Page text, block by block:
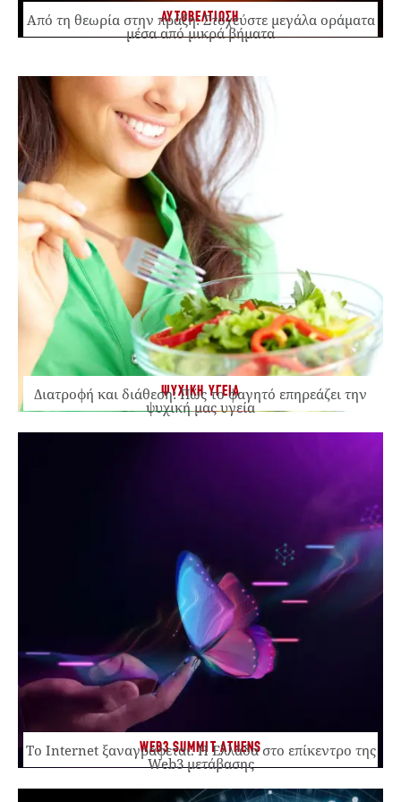
ΑΥΤΟΒΕΛΤΙΩΣΗ
Από τη θεωρία στην πράξη: Στοχεύστε μεγάλα οράματα
μέσα από μικρά βήματα
ΨΥΧΙΚΗ ΥΓΕΙΑ
Διατροφή και διάθεση: Πώς το φαγητό επηρεάζει την
ψυχική μας υγεία
WEB3 SUMMIT ATHENS
Το Internet ξαναγράφεται. Η Ελλάδα στο επίκεντρο της
Web3 μετάβασης